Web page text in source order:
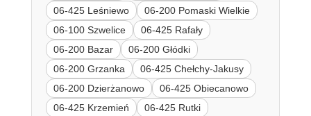
06-425 Leśniewo
06-200 Pomaski Wielkie
06-100 Szwelice
06-425 Rafały
06-200 Bazar
06-200 Głódki
06-200 Grzanka
06-425 Chełchy-Jakusy
06-200 Dzierżanowo
06-425 Obiecanowo
06-425 Krzemień
06-425 Rutki